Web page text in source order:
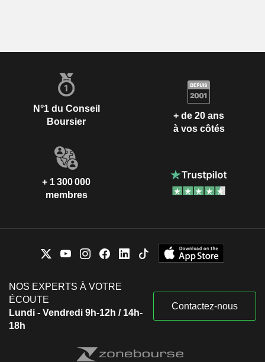
N°1 du Conseil
Boursier
+ de 20 ans
à vos côtés
+ 1 300 000
membres
NOS EXPERTS À VOTRE
ÉCOUTE
Lundi - Vendredi 9h-12h / 14h-
18h
Contactez-nous